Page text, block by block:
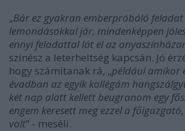
„Bár ez gyakran emberpróbáló feladat
lemondásokkal jár, mindenképpen
ennyi feladattal lát el az
színész a leterheltség kapcsán. Jó
hogy számítanak rá, „például amikor
évadban az egyik kollégám
két nap alatt kellett beugranom egy
engem keresett meg ezzel a
volt” - meséli.